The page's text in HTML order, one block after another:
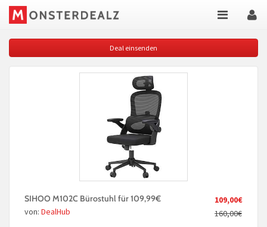
Deal einsenden
109,00€
160,00€
SIHOO M102C Bürostuhl für 109,99€
von: DealHub